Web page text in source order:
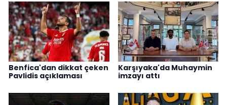
Benfica'dan dikkat çeken
Pavlidis açıklaması
Karşıyaka'da Muhaymin
imzayı attı